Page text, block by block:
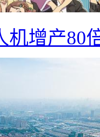
机增产80